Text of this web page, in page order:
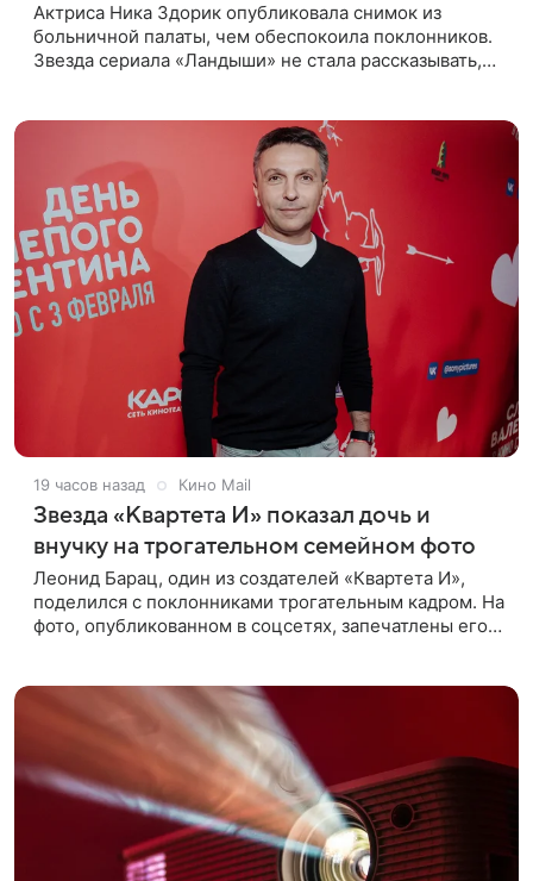
Актриса Ника Здорик опубликовала снимок из
больничной палаты, чем обеспокоила поклонников.
Звезда сериала «Ландыши» не стала рассказывать,
19 часов назад Кино Mail
Звезда «Квартета И» показал дочь и
внучку на трогательном семейном фото
Леонид Барац, один из создателей «Квартета И»,
поделился с поклонниками трогательным кадром. На
фото, опубликованном в соцсетях, запечатлены его